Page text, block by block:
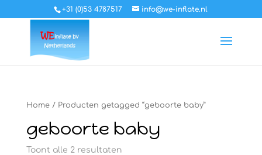
+31 (0)53 4787517 info@we-inflate.nl
Home/ Producten getagged “geboorte baby”
geboorte baby
Toont alle 2 resultaten